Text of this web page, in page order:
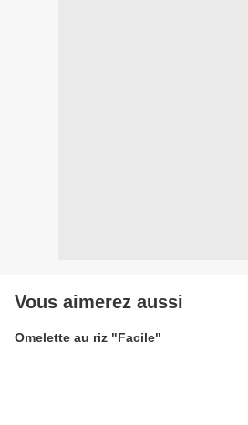
Vous aimerez aussi
Omelette au riz "Facile"